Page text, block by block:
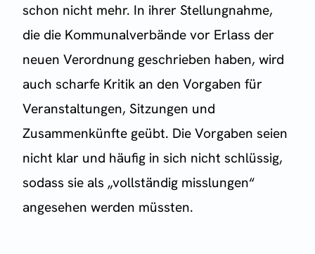
schon nicht mehr. In ihrer Stellungnahme,
die die Kommunalverbände vor Erlass der
neuen Verordnung geschrieben haben, wird
auch scharfe Kritik an den Vorgaben für
Veranstaltungen, Sitzungen und
Zusammenkünfte geübt. Die Vorgaben seien
nicht klar und häufig in sich nicht schlüssig,
sodass sie als „vollständig misslungen“
angesehen werden müssten.